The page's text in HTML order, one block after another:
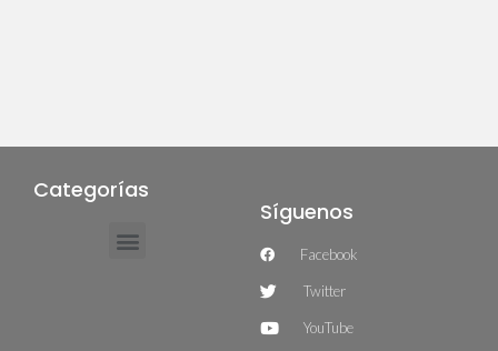
Categorías
Síguenos
Facebook
Twitter
YouTube